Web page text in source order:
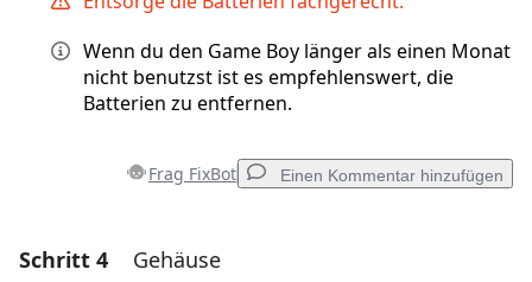
Wenn du den Game Boy länger als einen Monat
nicht benutzst ist es empfehlenswert, die
Batterien zu entfernen.
Frag FixBot Einen Kommentar hinzufügen
Einen Kommentar hinzufügen
Schritt 4 Gehäuse